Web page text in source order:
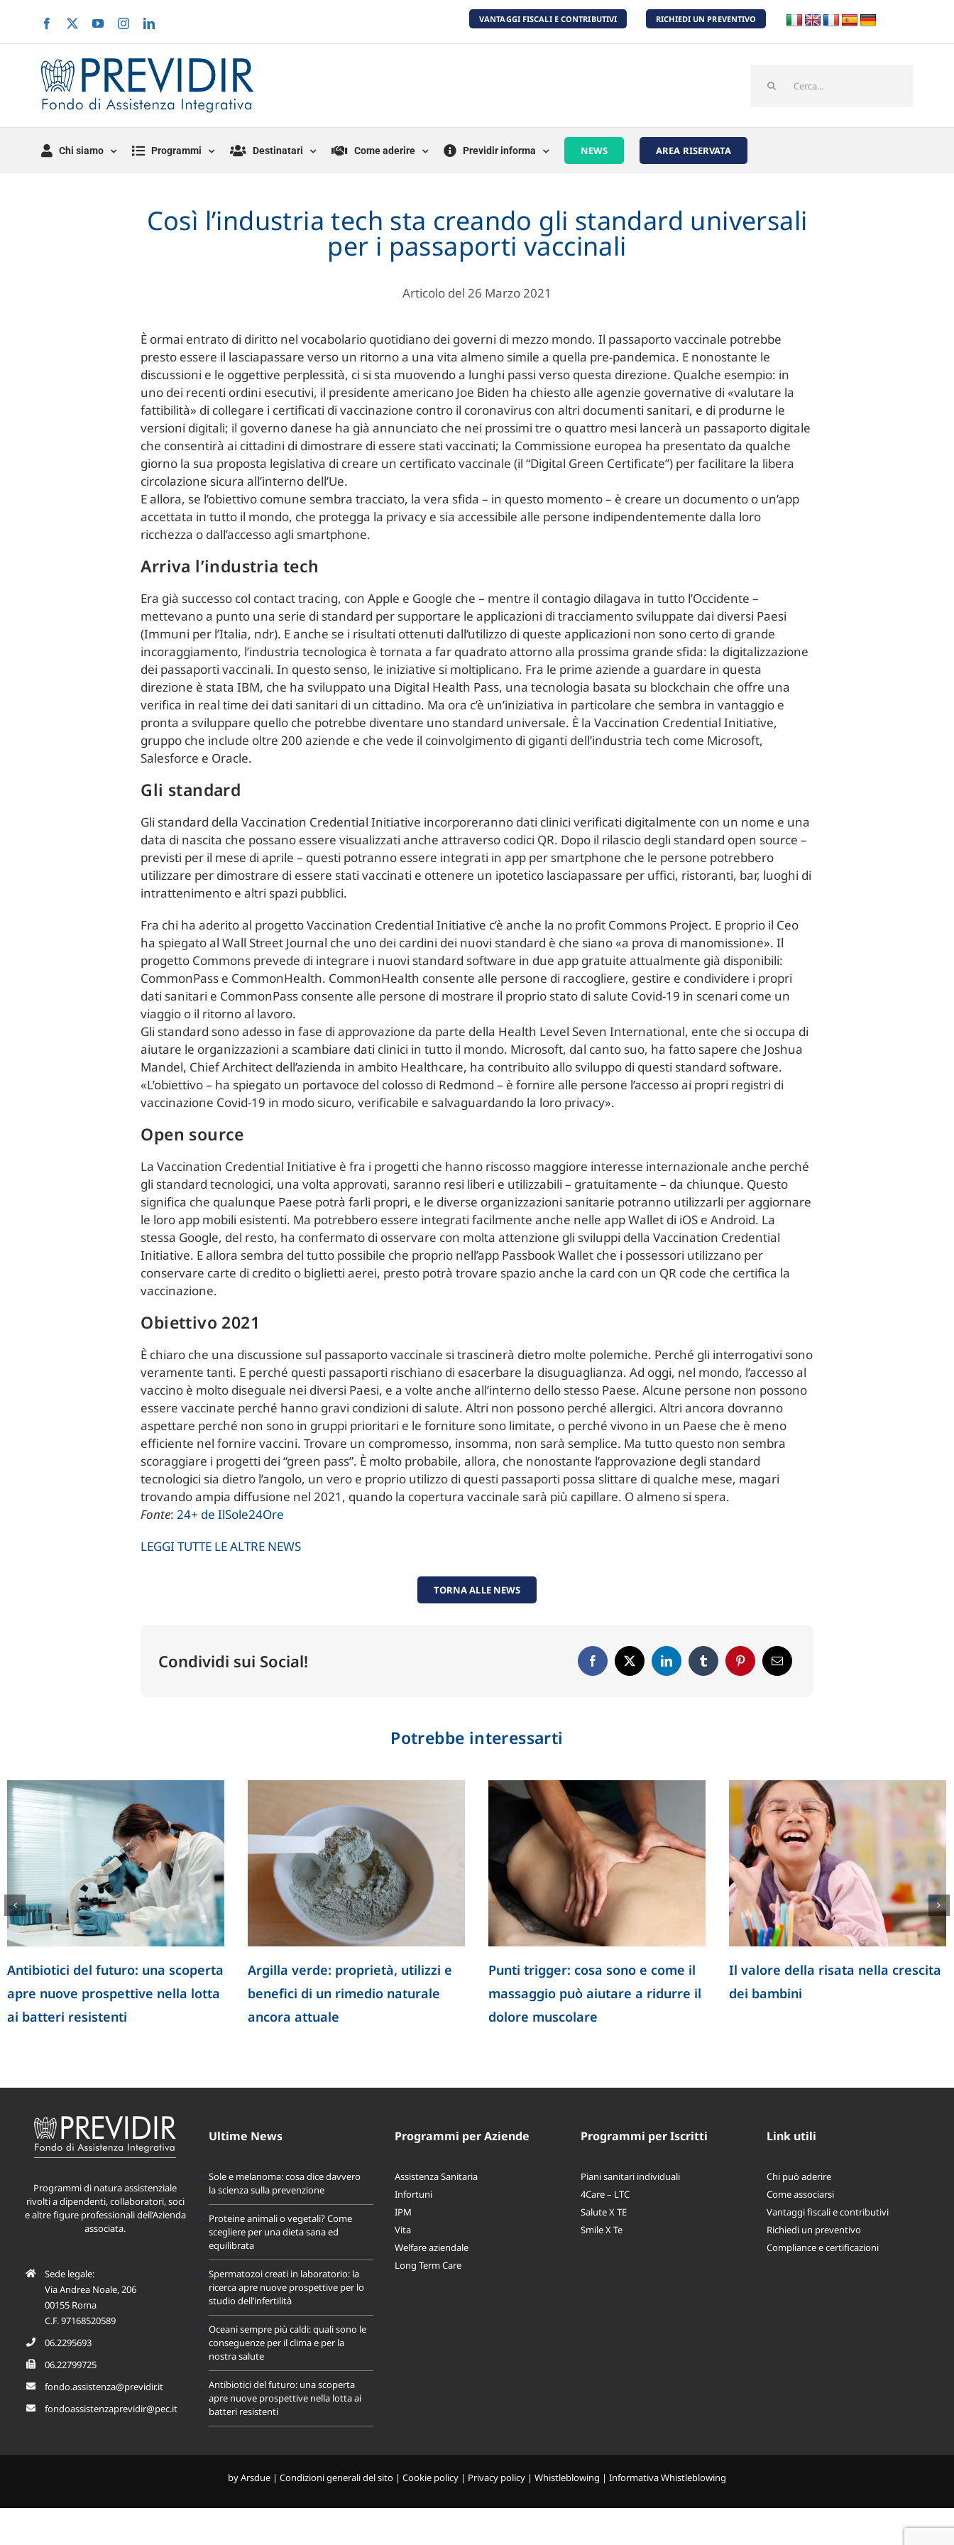
contenuto
Facebook
X YouTubeInstagramLinkedIn VANTAGGI FISCALI E CONTRIBUTIVI RICHIEDI UN PREVENTIVO
per:
Chi siamo Programmi Destinatari Come aderire Previdir informa NEWS AREA RISERVATA
Così l’industria tech sta creando gli standard universali
per i passaporti vaccinali
Articolo del 26 Marzo 2021
È ormai entrato di diritto nel vocabolario quotidiano dei governi di mezzo mondo. Il passaporto vaccinale potrebbe
presto essere il lasciapassare verso un ritorno a una vita almeno simile a quella pre-pandemica. E nonostante le
discussioni e le oggettive perplessità, ci si sta muovendo a lunghi passi verso questa direzione. Qualche esempio: in
uno dei recenti ordini esecutivi, il presidente americano Joe Biden ha chiesto alle agenzie governative di «valutare la
fattibilità» di collegare i certificati di vaccinazione contro il coronavirus con altri documenti sanitari, e di produrne le
versioni digitali; il governo danese ha già annunciato che nei prossimi tre o quattro mesi lancerà un passaporto digitale
che consentirà ai cittadini di dimostrare di essere stati vaccinati; la Commissione europea ha presentato da qualche
giorno la sua proposta legislativa di creare un certificato vaccinale (il “Digital Green Certificate”) per facilitare la libera
circolazione sicura all’interno dell’Ue.
E allora, se l’obiettivo comune sembra tracciato, la vera sfida – in questo momento – è creare un documento o un’app
accettata in tutto il mondo, che protegga la privacy e sia accessibile alle persone indipendentemente dalla loro
ricchezza o dall’accesso agli smartphone.
Arriva l’industria tech
Era già successo col contact tracing, con Apple e Google che – mentre il contagio dilagava in tutto l’Occidente –
mettevano a punto una serie di standard per supportare le applicazioni di tracciamento sviluppate dai diversi Paesi
(Immuni per l’Italia, ndr). E anche se i risultati ottenuti dall’utilizzo di queste applicazioni non sono certo di grande
incoraggiamento, l’industria tecnologica è tornata a far quadrato attorno alla prossima grande sfida: la digitalizzazione
dei passaporti vaccinali. In questo senso, le iniziative si moltiplicano. Fra le prime aziende a guardare in questa
direzione è stata IBM, che ha sviluppato una Digital Health Pass, una tecnologia basata su blockchain che offre una
verifica in real time dei dati sanitari di un cittadino. Ma ora c’è un’iniziativa in particolare che sembra in vantaggio e
pronta a sviluppare quello che potrebbe diventare uno standard universale. È la Vaccination Credential Initiative,
gruppo che include oltre 200 aziende e che vede il coinvolgimento di giganti dell’industria tech come Microsoft,
Salesforce e Oracle.
Gli standard
Gli standard della Vaccination Credential Initiative incorporeranno dati clinici verificati digitalmente con un nome e una
data di nascita che possano essere visualizzati anche attraverso codici QR. Dopo il rilascio degli standard open source –
previsti per il mese di aprile – questi potranno essere integrati in app per smartphone che le persone potrebbero
utilizzare per dimostrare di essere stati vaccinati e ottenere un ipotetico lasciapassare per uffici, ristoranti, bar, luoghi di
intrattenimento e altri spazi pubblici.
Fra chi ha aderito al progetto Vaccination Credential Initiative c’è anche la no profit Commons Project. E proprio il Ceo
ha spiegato al Wall Street Journal che uno dei cardini dei nuovi standard è che siano «a prova di manomissione». Il
progetto Commons prevede di integrare i nuovi standard software in due app gratuite attualmente già disponibili:
CommonPass e CommonHealth. CommonHealth consente alle persone di raccogliere, gestire e condividere i propri
dati sanitari e CommonPass consente alle persone di mostrare il proprio stato di salute Covid-19 in scenari come un
viaggio o il ritorno al lavoro.
Gli standard sono adesso in fase di approvazione da parte della Health Level Seven International, ente che si occupa di
aiutare le organizzazioni a scambiare dati clinici in tutto il mondo. Microsoft, dal canto suo, ha fatto sapere che Joshua
Mandel, Chief Architect dell’azienda in ambito Healthcare, ha contribuito allo sviluppo di questi standard software.
«L’obiettivo – ha spiegato un portavoce del colosso di Redmond – è fornire alle persone l’accesso ai propri registri di
vaccinazione Covid-19 in modo sicuro, verificabile e salvaguardando la loro privacy».
Open source
La Vaccination Credential Initiative è fra i progetti che hanno riscosso maggiore interesse internazionale anche perché
gli standard tecnologici, una volta approvati, saranno resi liberi e utilizzabili – gratuitamente – da chiunque. Questo
significa che qualunque Paese potrà farli propri, e le diverse organizzazioni sanitarie potranno utilizzarli per aggiornare
le loro app mobili esistenti. Ma potrebbero essere integrati facilmente anche nelle app Wallet di iOS e Android. La
stessa Google, del resto, ha confermato di osservare con molta attenzione gli sviluppi della Vaccination Credential
Initiative. E allora sembra del tutto possibile che proprio nell’app Passbook Wallet che i possessori utilizzano per
conservare carte di credito o biglietti aerei, presto potrà trovare spazio anche la card con un QR code che certifica la
vaccinazione.
Obiettivo 2021
È chiaro che una discussione sul passaporto vaccinale si trascinerà dietro molte polemiche. Perché gli interrogativi sono
veramente tanti. E perché questi passaporti rischiano di esacerbare la disuguaglianza. Ad oggi, nel mondo, l’accesso al
vaccino è molto diseguale nei diversi Paesi, e a volte anche all’interno dello stesso Paese. Alcune persone non possono
essere vaccinate perché hanno gravi condizioni di salute. Altri non possono perché allergici. Altri ancora dovranno
aspettare perché non sono in gruppi prioritari e le forniture sono limitate, o perché vivono in un Paese che è meno
efficiente nel fornire vaccini. Trovare un compromesso, insomma, non sarà semplice. Ma tutto questo non sembra
scoraggiare i progetti dei “green pass”. È molto probabile, allora, che nonostante l’approvazione degli standard
tecnologici sia dietro l’angolo, un vero e proprio utilizzo di questi passaporti possa slittare di qualche mese, magari
trovando ampia diffusione nel 2021, quando la copertura vaccinale sarà più capillare. O almeno si spera.
Fonte:24+ de IlSole24Ore
LEGGI TUTTE LE ALTRE NEWS
TORNA ALLE NEWS
Condividi sui Social!
Potrebbe interessarti
Antibiotici del futuro: una scoperta
apre nuove prospettive nella lotta
ai batteri resistenti
Argilla verde: proprietà, utilizzi e
benefici di un rimedio naturale
ancora attuale
Punti trigger: cosa sono e come il
massaggio può aiutare a ridurre il
dolore muscolare
Il valore della risata nella crescita
dei bambini
Programmi di natura assistenziale
rivolti a dipendenti, collaboratori, soci
e altre figure professionali dell’Azienda
associata.
Sede legale:
Via Andrea Noale, 206
00155 Roma
C.F. 97168520589
06.2295693
06.22799725
fondo.assistenza@previdir.it
fondoassistenzaprevidir@pec.it
Ultime News
Sole e melanoma: cosa dice davvero
la scienza sulla prevenzione
Proteine animali o vegetali? Come
scegliere per una dieta sana ed
equilibrata
Spermatozoi creati in laboratorio: la
ricerca apre nuove prospettive per lo
studio dell’infertilità
Oceani sempre più caldi: quali sono le
conseguenze per il clima e per la
nostra salute
Antibiotici del futuro: una scoperta
apre nuove prospettive nella lotta ai
batteri resistenti
Programmi per Aziende
Assistenza Sanitaria
Infortuni
IPM
Vita
Welfare aziendale
Long Term Care
Programmi per Iscritti
Piani sanitari individuali
4Care – LTC
Salute X TE
Smile X Te
Link utili
Chi può aderire
Come associarsi
Vantaggi fiscali e contributivi
Richiedi un preventivo
Compliance e certificazioni
byArsdue | Condizioni generali del sito | Cookie policy | Privacy policy | Whistleblowing | Informativa Whistleblowing